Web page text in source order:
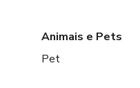
Animais e Pets
Pet